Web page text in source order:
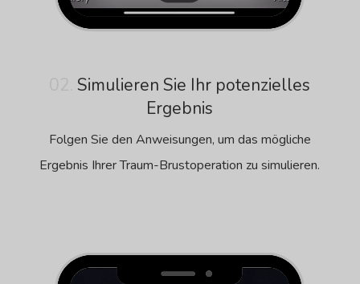
Simulieren Sie Ihr potenzielles
Ergebnis
Folgen Sie den Anweisungen, um das mögliche
Ergebnis Ihrer Traum-Brustoperation zu simulieren.